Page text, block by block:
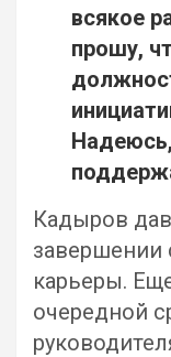
всякое
прошу,
Кадыров
завершении
карьеры.
очередной